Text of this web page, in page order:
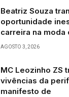
Beatriz Souza
oportunidade
carreira na moda
AGOSTO 3, 2026
MC Leozinho ZS
vivências da
manifesto de